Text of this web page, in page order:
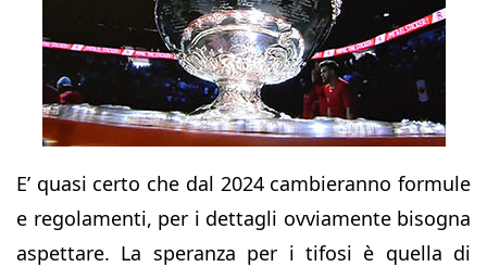
E’ quasi certo che dal 2024 cambieranno formule
e regolamenti, per i dettagli ovviamente bisogna
aspettare. La speranza per i tifosi è quella di